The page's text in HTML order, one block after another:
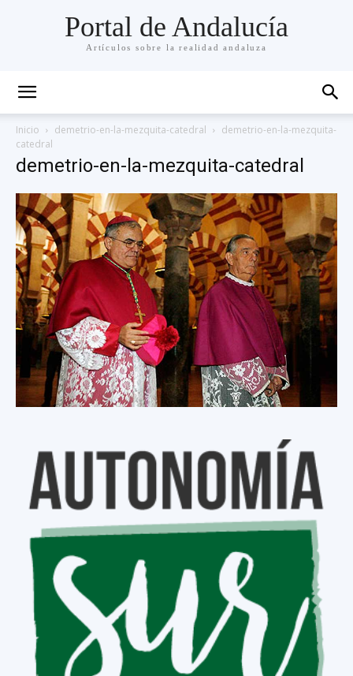
Portal de Andalucía
Artículos sobre la realidad andaluza
Inicio demetrio-en-la-mezquita-catedral
demetrio-en-la-mezquita-
catedral
demetrio-en-la-mezquita-catedral